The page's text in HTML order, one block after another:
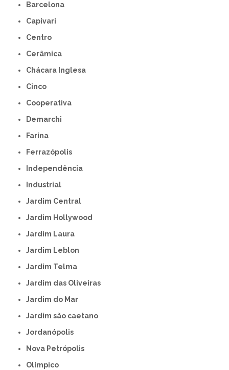
Barcelona
Capivari
Centro
Cerâmica
Chácara Inglesa
Cinco
Cooperativa
Demarchi
Farina
Ferrazópolis
Independência
Industrial
Jardim Central
Jardim Hollywood
Jardim Laura
Jardim Leblon
Jardim Telma
Jardim das Oliveiras
Jardim do Mar
Jardim são caetano
Jordanópolis
Nova Petrópolis
Olímpico